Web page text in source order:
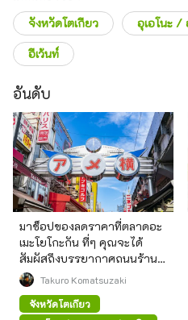
จังหวัดโตเกียว
อุเอโนะ
อีเว้นท์
อันดับ
มาช็อปของลดราคาที่ตลาดอะ
เมะโยโกะกัน ที่ๆ คุณจะได้
สัมผัสถึงบรรยากาศถนนร้าน
ค้าสมัยก่อน
Takuro Komatsuzaki
จังหวัดโตเกียว